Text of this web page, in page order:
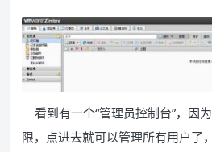
看到有一个“管理员控制台”，因
限，点进去就可以管理所有用户了